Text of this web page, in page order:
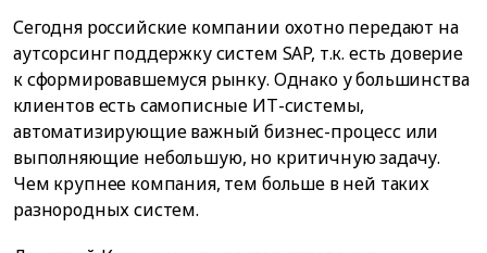
Сегодня российские компании охотно передают на
аутсорсинг поддержку систем SAP, т.к. есть доверие
к сформировавшемуся рынку. Однако у большинства
клиентов есть самописные ИТ-системы,
автоматизирующие важный бизнес-процесс или
выполняющие небольшую, но критичную задачу.
Чем крупнее компания, тем больше в ней таких
разнородных систем.